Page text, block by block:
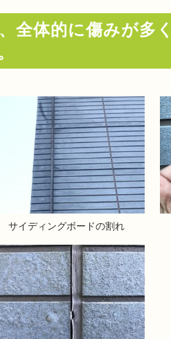
全体的に傷みが多
サイディングボードの割れ